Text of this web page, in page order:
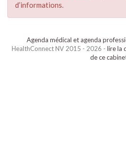
d’informations.
Agenda médical et agenda
HealthConnect NV 2015 - 2026 - lire la
de ce